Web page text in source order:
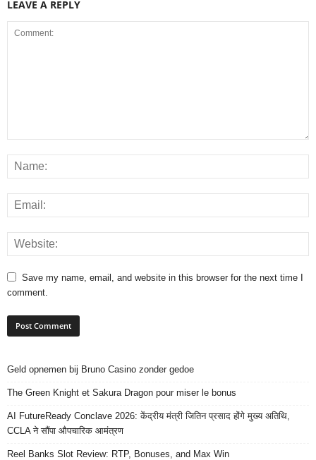
LEAVE A REPLY
Save my name, email, and website in this browser for the next time I
comment.
Geld opnemen bij Bruno Casino zonder gedoe
The Green Knight et Sakura Dragon pour miser le bonus
AI FutureReady Conclave 2026: केंद्रीय मंत्री जितिन प्रसाद होंगे मुख्य अतिथि,
CCLA ने सौंपा औपचारिक आमंत्रण
Reel Banks Slot Review: RTP, Bonuses, and Max Win